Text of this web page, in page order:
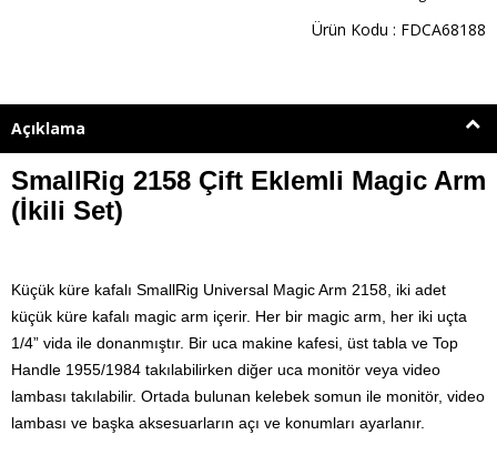
Ürün Kodu : FDCA68188
Açıklama
SmallRig 2158 Çift Eklemli Magic Arm
(İkili Set)
Küçük küre kafalı SmallRig Universal Magic Arm 2158, iki adet
küçük küre kafalı magic arm içerir. Her bir magic arm, her iki uçta
1/4” vida ile donanmıştır. Bir uca makine kafesi, üst tabla ve Top
Handle 1955/1984 takılabilirken diğer uca monitör veya video
lambası takılabilir. Ortada bulunan kelebek somun ile monitör, video
lambası ve başka aksesuarların açı ve konumları ayarlanır.